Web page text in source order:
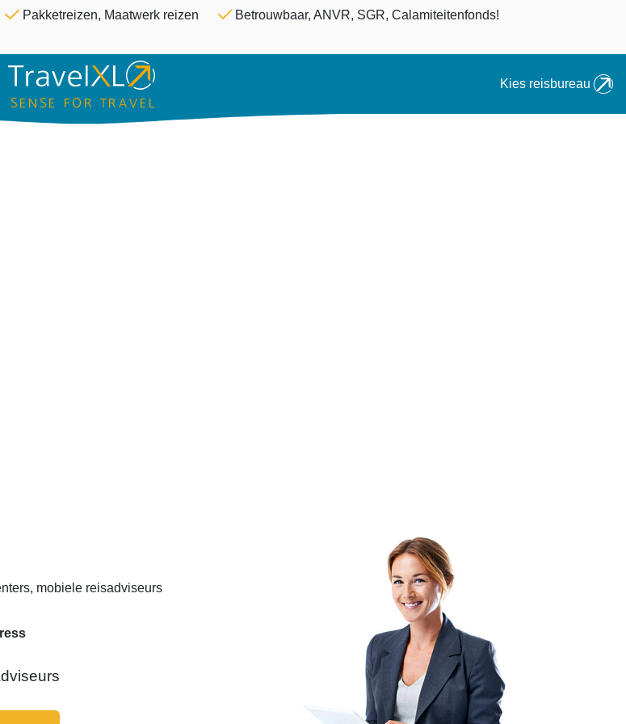
Overslaan en naar de inhoud gaan
Pakketreizen, Maatwerk reizen Betrouwbaar, ANVR, SGR, Calamiteitenfonds!
Kies reisbureau
mobiele reisadviseurs